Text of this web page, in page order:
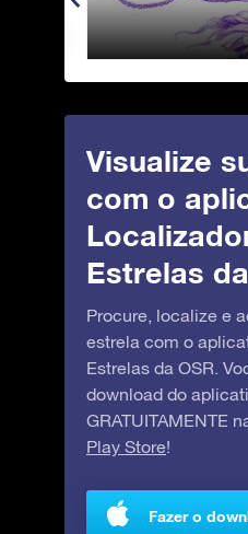
Visualize
com o
Estrelas
Procure, localize e
estrela com o
Estrelas da OSR.
download do
GRATUITAMENTE
Play Store!
Fazer o